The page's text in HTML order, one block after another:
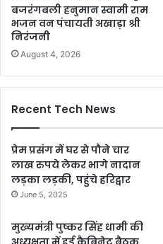
बजरंगबली हनुमान स्वामी राम
भजन वन पंचायती अखाड़ा श्री
निरंजनी
August 4, 2026
Recent Tech News
प्रेम प्रसंग में घर से पौने चार
लाख रुपये लेकर भागे नादान
लड़का लड़की, पहुंचे हरिद्वार
June 5, 2025
मुख्यमंत्री पुष्कर सिंह धामी की